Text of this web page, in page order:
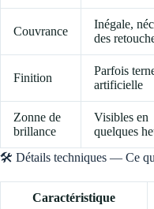
Couvrance
Inégale,
des
Finition
Parfois
artificielle
Zonne de
brillance
Visibles en
quelques
🛠️ Détails techniques — Ce
Caractéristique